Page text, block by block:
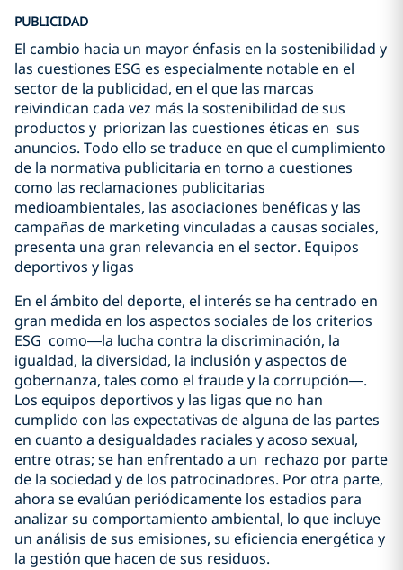
PUBLICIDAD
El cambio hacia un mayor énfasis en la sostenibilidad y
las cuestiones ESG es especialmente notable en el
sector de la publicidad, en el que las marcas
reivindican cada vez más la sostenibilidad de sus
productos y priorizan las cuestiones éticas en sus
anuncios. Todo ello se traduce en que el cumplimiento
de la normativa publicitaria en torno a cuestiones
como las reclamaciones publicitarias
medioambientales, las asociaciones benéficas y las
campañas de marketing vinculadas a causas sociales,
presenta una gran relevancia en el sector. Equipos
deportivos y ligas
En el ámbito del deporte, el interés se ha centrado en
gran medida en los aspectos sociales de los criterios
ESG como—la lucha contra la discriminación, la
igualdad, la diversidad, la inclusión y aspectos de
gobernanza, tales como el fraude y la corrupción—.
Los equipos deportivos y las ligas que no han
cumplido con las expectativas de alguna de las partes
en cuanto a desigualdades raciales y acoso sexual,
entre otras; se han enfrentado a un rechazo por parte
de la sociedad y de los patrocinadores. Por otra parte,
ahora se evalúan periódicamente los estadios para
analizar su comportamiento ambiental, lo que incluye
un análisis de sus emisiones, su eficiencia energética y
la gestión que hacen de sus residuos.